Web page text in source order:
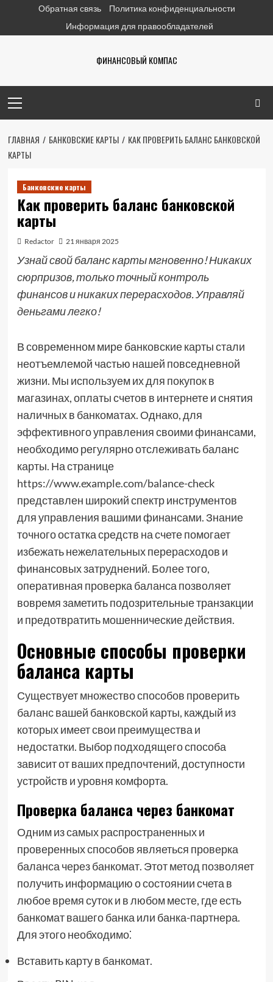
содержимому
Обратная связь
Политика конфиденциальности
Информация для правообладателей
ФИНАНСОВЫЙ КОМПАС
меню
ГЛАВНАЯ БАНКОВСКИЕ КАРТЫ
КАК ПРОВЕРИТЬ БАЛАНС БАНКОВСКОЙ
КАРТЫ
Банковские карты
Как проверить баланс банковской
карты
Redactor 21 января 2025
Узнай свой баланс карты мгновенно! Никаких
сюрпризов, только точный контроль
финансов и никаких перерасходов. Управляй
деньгами легко!
В современном мире банковские карты стали
неотъемлемой частью нашей повседневной
жизни. Мы используем их для покупок в
магазинах, оплаты счетов в интернете и снятия
наличных в банкоматах. Однако, для
эффективного управления своими финансами,
необходимо регулярно отслеживать баланс
карты. На странице
https://www.example.com/balance-check
представлен широкий спектр инструментов
для управления вашими финансами. Знание
точного остатка средств на счете помогает
избежать нежелательных перерасходов и
финансовых затруднений. Более того,
оперативная проверка баланса позволяет
вовремя заметить подозрительные транзакции
и предотвратить мошеннические действия.
Основные способы проверки
баланса карты
Существует множество способов проверить
баланс вашей банковской карты, каждый из
которых имеет свои преимущества и
недостатки. Выбор подходящего способа
зависит от ваших предпочтений, доступности
устройств и уровня комфорта.
Проверка баланса через банкомат
Одним из самых распространенных и
проверенных способов являеться проверка
баланса через банкомат. Этот метод позволяет
получить информацию о состоянии счета в
любое время суток и в любом месте, где есть
банкомат вашего банка или банка-партнера.
Для этого необходимо⁚
Вставить карту в банкомат.